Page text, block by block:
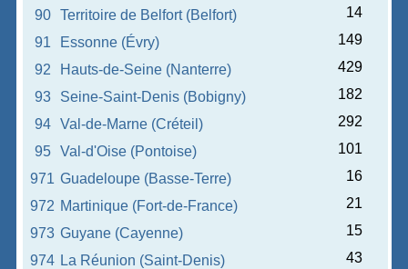
90
Territoire de Belfort (Belfort)
14
91
Essonne (Évry)
149
92
Hauts-de-Seine (Nanterre)
429
93
Seine-Saint-Denis (Bobigny)
182
94
Val-de-Marne (Créteil)
292
95
Val-d'Oise (Pontoise)
101
971 Guadeloupe (Basse-Terre)
16
972 Martinique (Fort-de-France)
21
973 Guyane (Cayenne)
15
974 La Réunion (Saint-Denis) 43